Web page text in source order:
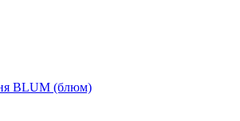
BLUM (блюм)